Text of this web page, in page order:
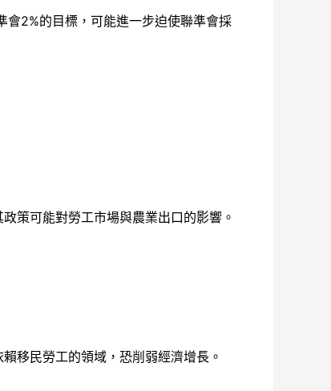
會2%的目標，可能進一步迫使聯準會採
策可能對勞工市場與農業出口的影響。
移民勞工的領域，恐削弱經濟增長。